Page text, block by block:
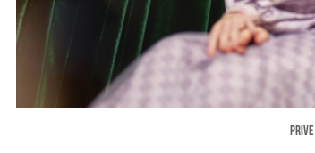
PRIVE